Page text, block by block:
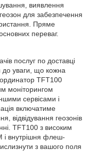
виявлення
для забезпечення
Пряме
переваг.
послуг по доставці
до уваги, що кожна
TFT100
моніторингом
сервісами і
включатиме
відвідування геозонів
TFT100 з високим
і внутрішня флеш-
з вашого поля